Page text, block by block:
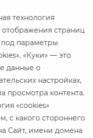
технология
страниц
параметры
«Куки» — это
данные о
настройках,
просмотра контента.
«cookies»
с какого стороннего
Сайт, имени домена